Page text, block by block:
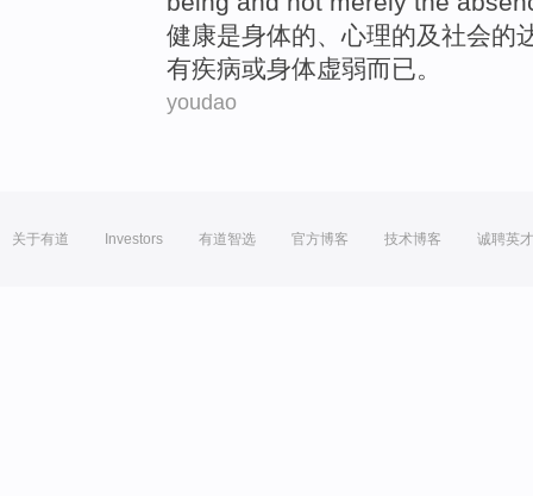
健康是身体的、心理的及社会的
有疾病或身体虚弱而已。
youdao
关于有道 Investors 有道智选 官方博客 技术博客 诚聘英才